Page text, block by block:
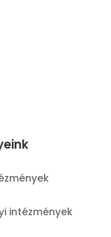
intézmények